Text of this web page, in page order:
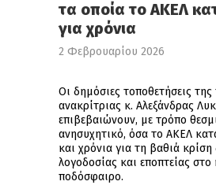
τα οποία το ΑΚΕΛ
για χρόνια
2 Φεβρουαρίου 2026
Οι δημόσιες τοποθετήσεις της
ανακρίτριας κ. Αλεξάνδρας
επιβεβαιώνουν, με τρόπο
ανησυχητικό, όσα το ΑΚΕΛ
και χρόνια για τη βαθιά κρίση
λογοδοσίας και εποπτείας στο
ποδόσφαιρο.